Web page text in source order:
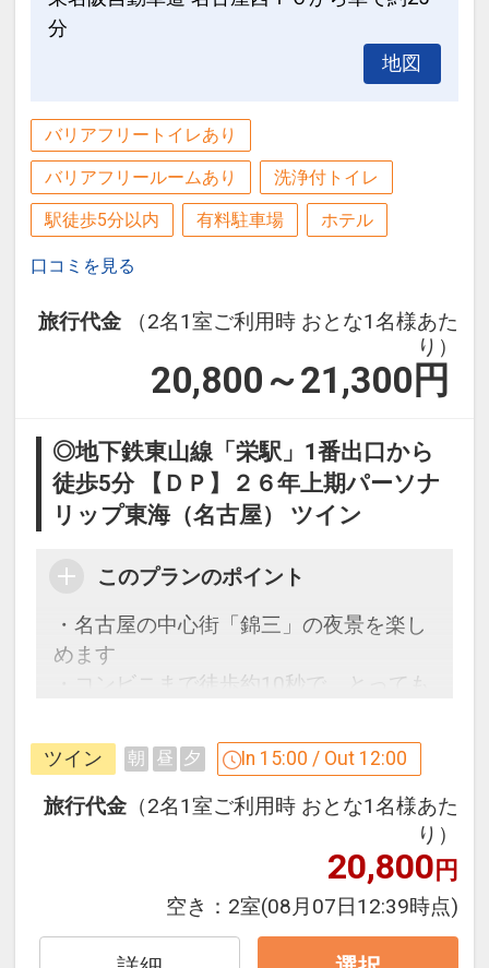
分
地図
バリアフリートイレあり
バリアフリールームあり 洗浄付トイレ
駅徒歩5分以内 有料駐車場 ホテル
口コミを見る
旅行代金
（2名1室ご利用時 おとな1名様あた
り）
20,800～21,300 円
◎地下鉄東山線「栄駅」1番出口から
徒歩5分 【ＤＰ】２６年上期パーソナ
リップ東海（名古屋） ツイン
このプランのポイント
・名古屋の中心街「錦三」の夜景を楽し
めます
・コンビニまで徒歩約10秒で、とっても
名古屋の繁華街「栄」に立地するホテ
ル。ビジネスや観光の拠点にどうぞ♪
・地下鉄「栄」駅まで徒歩約5分の好立
地で、ビジネスにも観光にも便利です。
・全客室Wifi接続によるインターネット
利用無料。
ツイン 朝 昼 夕 In 15:00 / Out 12:00
旅行代金 （2名1室ご利用時 おとな1名様あた
り）
20,800円
空き： 2室(08月07日12:39時点)